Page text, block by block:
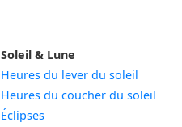
Soleil & Lune
Heures du lever du soleil
Heures du coucher du soleil
Éclipses